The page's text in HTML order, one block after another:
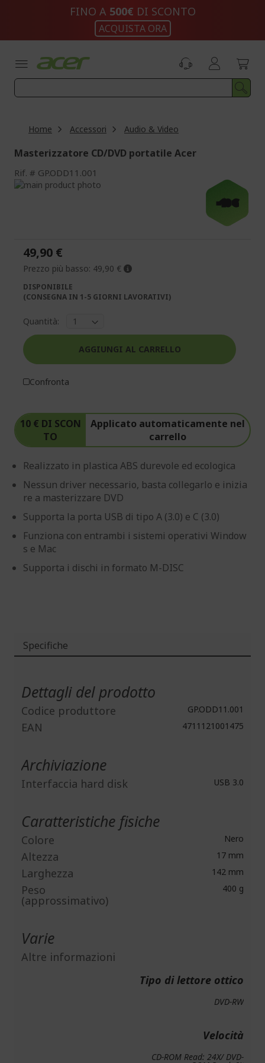
FINO A 500€ DI SCONTO
ACQUISTA ORA
Home Accessori Audio & Video
Masterizzatore CD/DVD portatile Acer
Rif. GP.ODD11.001
Vai
immagini
-10 €
immagini
10 € DI SCON
TO
Applicato automaticamente nel
carrello
Realizzato in plastica ABS durevole ed ecologica
Nessun driver necessario, basta collegarlo e inizia
re a masterizzare DVD
Supporta la porta USB di tipo A (3.0) e C (3.0)
Funziona con entrambi i sistemi operativi Window
s e Mac
Supporta i dischi in formato M-DISC
49,90 €
Prezzo più basso: 49,90 €
DISPONIBILE
(CONSEGNA IN 1-5 GIORNI LAVORATIVI)
Quantità:
AGGIUNGI AL CARRELLO
Confronta
Specifiche
Dettagli del prodotto
Codice produttore GP.ODD11.001
EAN 4711121001475
Archiviazione
Interfaccia hard disk USB 3.0
Caratteristiche fisiche
Colore Nero
Altezza 17 mm
Larghezza 142 mm
Peso
(approssimativo)
400 g
Varie
Altre informazioni
Tipo di lettore ottico
DVD-RW
Velocità
CD-ROM Read: 24X/ DVD-